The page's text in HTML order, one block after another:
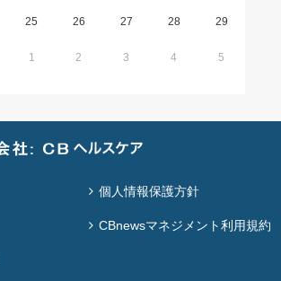
25 26 27 28 29
1 2 3 4 5
個人情報保護方針
CBnewsマネジメント利用規約